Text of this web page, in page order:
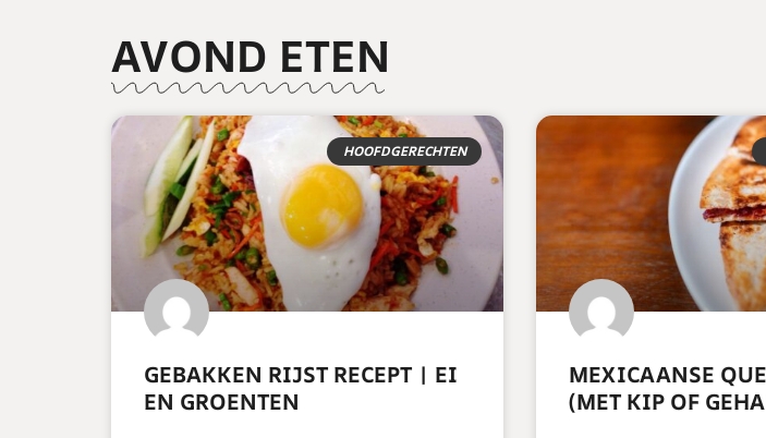
AVOND ETEN
HOOFDGERECHTEN
GEBAKKEN RIJST RECEPT | EI
EN GROENTEN
MEXICAANSE
(MET KIP OF